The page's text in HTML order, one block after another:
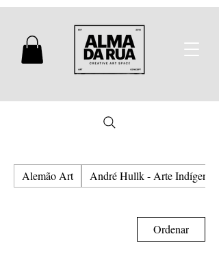
Alemão Art André Hullk - Arte Indígena e
Ordenar